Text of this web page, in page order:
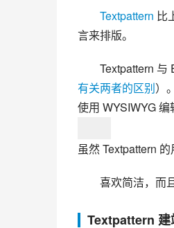
Textpattern 比
言来排版。
Textpattern
有关两者的区别）
使用 WYSIWYG 编
虽然 Textpattern
喜欢简洁，而
Textpattern 建